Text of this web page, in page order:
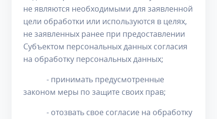
не являются необходимыми для заявленной
цели обработки или используются в целях,
не заявленных ранее при предоставлении
Субъектом персональных данных согласия
на обработку персональных данных;
- принимать предусмотренные
законом меры по защите своих прав;
- отозвать свое согласие на обработку